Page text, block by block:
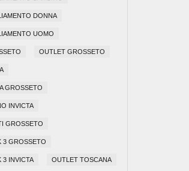
DONNA
UOMO
OUTLET GROSSETO
GROSSETO
INVICTA
GROSSETO
3 GROSSETO
3 INVICTA OUTLET TOSCANA